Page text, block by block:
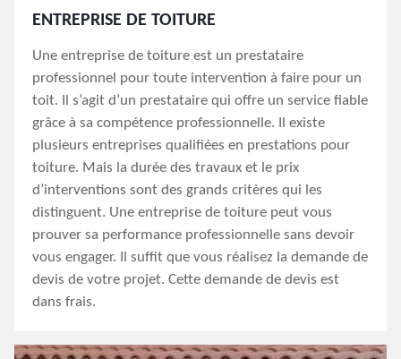
ENTREPRISE DE TOITURE
Une entreprise de toiture est un prestataire
professionnel pour toute intervention à faire pour un
toit. Il s’agit d’un prestataire qui offre un service fiable
grâce à sa compétence professionnelle. Il existe
plusieurs entreprises qualifiées en prestations pour
toiture. Mais la durée des travaux et le prix
d’interventions sont des grands critères qui les
distinguent. Une entreprise de toiture peut vous
prouver sa performance professionnelle sans devoir
vous engager. Il suffit que vous réalisez la demande de
devis de votre projet. Cette demande de devis est
dans frais.